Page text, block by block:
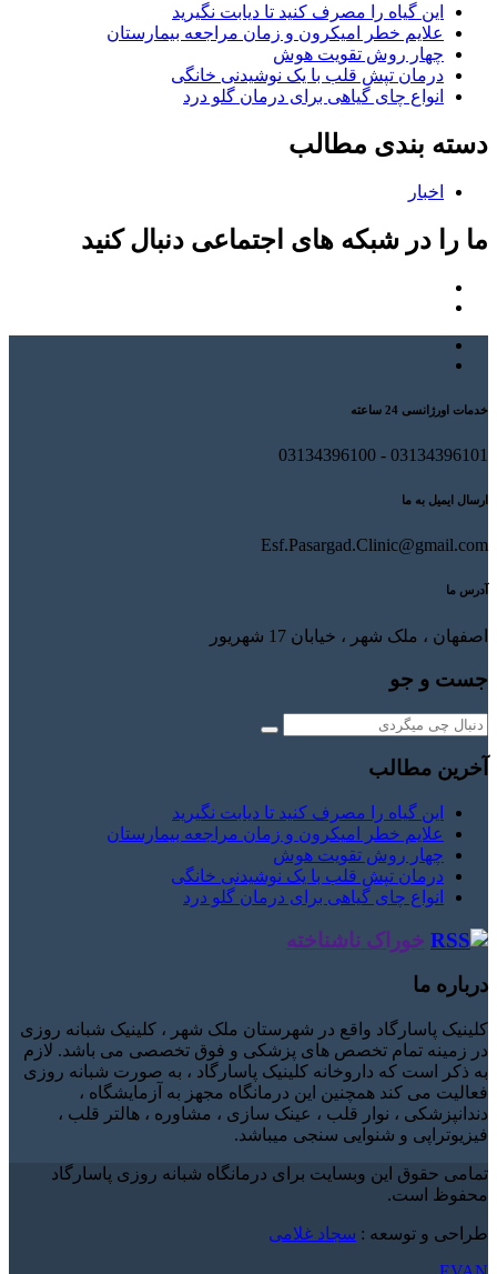
این گیاه را مصرف کنید تا دیابت نگیرید
علایم خطر امیکرون و زمان مراجعه بیمارستان
چهار روش تقویت هوش
درمان تپش قلب با یک نوشیدنی خانگی
انواع چای گیاهی برای درمان گلو درد
دسته بندی مطالب
اخبار
ما را در شبکه های اجتماعی دنبال کنید
خدمات اورژانسی 24 ساعته
03134396101 - 03134396100
ارسال ایمیل به ما
Esf.Pasargad.Clinic@gmail.com
آدرس ما
اصفهان ، ملک شهر ، خیابان 17 شهریور
جست و جو
آخرین مطالب
این گیاه را مصرف کنید تا دیابت نگیرید
علایم خطر امیکرون و زمان مراجعه بیمارستان
چهار روش تقویت هوش
درمان تپش قلب با یک نوشیدنی خانگی
انواع چای گیاهی برای درمان گلو درد
خوراک ناشناخته
درباره ما
کلینیک پاسارگاد واقع در شهرستان ملک شهر ، کلینیک شبانه روزی
در زمینه تمام تخصص های پزشکی و فوق تخصصی می باشد. لازم
به ذکر است که داروخانه کلینیک پاسارگاد ، به صورت شبانه روزی
فعالیت می کند همچنین این درمانگاه مجهز به آزمایشگاه ،
دندانپزشکی ، نوار قلب ، عینک سازی ، مشاوره ، هالتر قلب ،
فیزیوتراپی و شنوایی سنجی میباشد.
تمامی حقوق این وبسایت برای درمانگاه شبانه روزی پاسارگاد
محفوظ است.
طراحی و توسعه : سجاد غلامی